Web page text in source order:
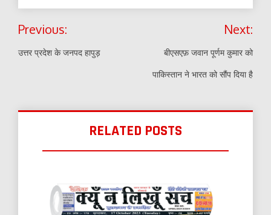
Post
navigation
Previous:
उत्तर प्रदेश के जनपद हापुड़
Next:
बीएसएफ़ जवान पूर्णम कुमार को
पाकिस्तान ने भारत को सौंप दिया है
RELATED POSTS